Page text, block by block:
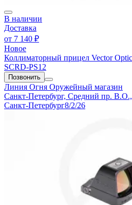
В наличии
Доставка
от 7 140 ₽
Новое
Коллиматорный прицел Vector
SCRD-PS12
Позвонить
Линия Огня Оружейный магазин
Санкт-Петербург, Средний пр.
Санкт-Петербург8/2/26